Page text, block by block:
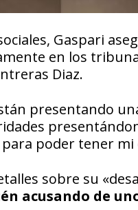
Gaspari
en los
Diaz.
presentando
poder tener mi
sobre su
acusando de